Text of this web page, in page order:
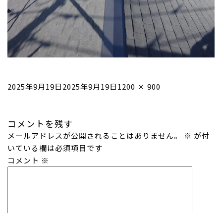
投
2025年9月19日2025年9月19日フ
ズ
1200 × 900
コメントを残す
メールアドレスが公開されることはありません。 ※ が付
いている欄は必須項目です
コメント ※